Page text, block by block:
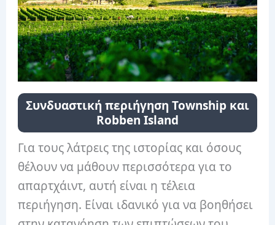
Συνδυαστική περιήγηση Township και
Robben Island
Για τους λάτρεις της ιστορίας και όσους
θέλουν να μάθουν περισσότερα για το
απαρτχάιντ, αυτή είναι η τέλεια
περιήγηση. Είναι ιδανικό για να βοηθήσει